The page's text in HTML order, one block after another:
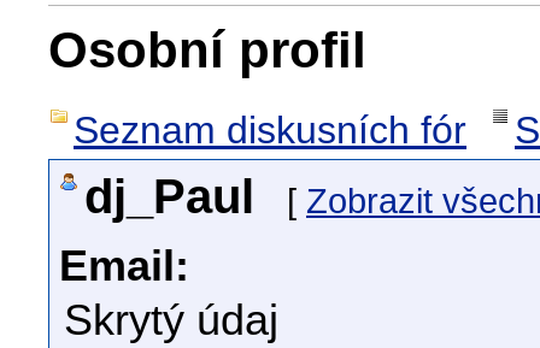
Osobní profil
Seznam diskusních fór
dj_Paul [ Zobrazit
Email:
Skrytý údaj